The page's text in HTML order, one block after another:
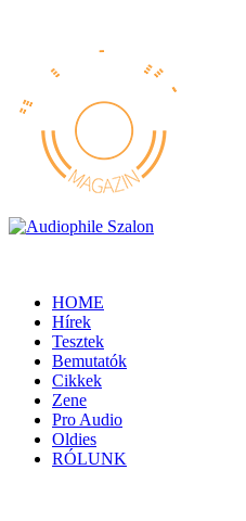
HOME
Hírek
Tesztek
Bemutatók
Cikkek
Zene
Pro Audio
Oldies
RÓLUNK